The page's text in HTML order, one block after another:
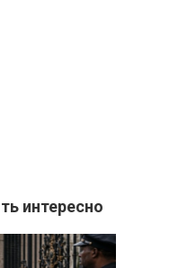
интересно